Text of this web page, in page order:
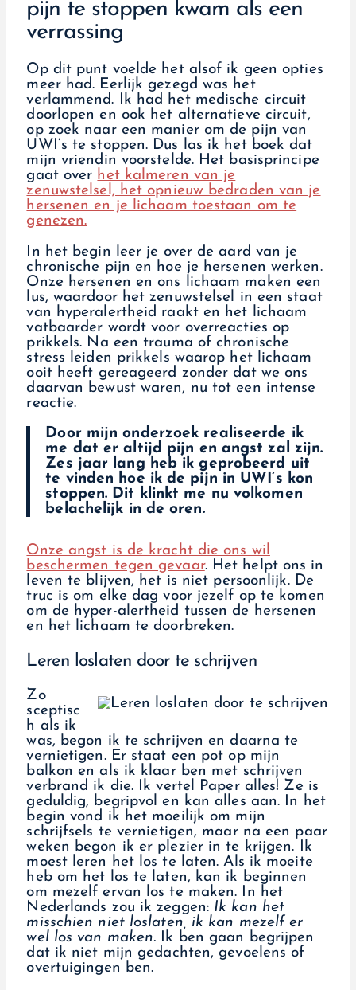
pijn te stoppen kwam als een
verrassing
Op dit punt voelde het alsof ik geen opties
meer had. Eerlijk gezegd was het
verlammend. Ik had het medische circuit
doorlopen en ook het alternatieve circuit,
op zoek naar een manier om de pijn van
UWI’s te stoppen. Dus las ik het boek dat
mijn vriendin voorstelde. Het basisprincipe
gaat over het kalmeren van je
zenuwstelsel, het opnieuw bedraden van je
hersenen en je lichaam toestaan om te
genezen.
In het begin leer je over de aard van je
chronische pijn en hoe je hersenen werken.
Onze hersenen en ons lichaam maken een
lus, waardoor het zenuwstelsel in een staat
van hyperalertheid raakt en het lichaam
vatbaarder wordt voor overreacties op
prikkels. Na een trauma of chronische
stress leiden prikkels waarop het lichaam
ooit heeft gereageerd zonder dat we ons
daarvan bewust waren, nu tot een intense
reactie.
Door mijn onderzoek realiseerde ik
me dat er altijd pijn en angst zal zijn.
Zes jaar lang heb ik geprobeerd uit
te vinden hoe ik de pijn in UWI’s kon
stoppen. Dit klinkt me nu volkomen
belachelijk in de oren.
Onze angst is de kracht die ons wil
beschermen tegen gevaar. Het helpt ons in
leven te blijven, het is niet persoonlijk. De
truc is om elke dag voor jezelf op te komen
om de hyper-alertheid tussen de hersenen
en het lichaam te doorbreken.
Leren loslaten door te schrijven
Zo
sceptisc
h als ik
was, begon ik te schrijven en daarna te
vernietigen. Er staat een pot op mijn
balkon en als ik klaar ben met schrijven
verbrand ik die. Ik vertel Paper alles! Ze is
geduldig, begripvol en kan alles aan. In het
begin vond ik het moeilijk om mijn
schrijfsels te vernietigen, maar na een paar
weken begon ik er plezier in te krijgen. Ik
moest leren het los te laten. Als ik moeite
heb om het los te laten, kan ik beginnen
om mezelf ervan los te maken. In het
Nederlands zou ik zeggen: Ik kan het
misschien niet loslaten, ik kan mezelf er
wel los van maken. Ik ben gaan begrijpen
dat ik niet mijn gedachten, gevoelens of
overtuigingen ben.